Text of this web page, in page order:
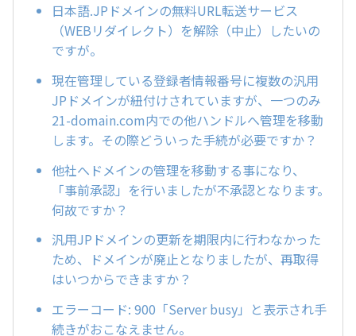
日本語.JPドメインの無料URL転送サービス
（WEBリダイレクト）を解除（中止）したいの
ですが。
現在管理している登録者情報番号に複数の汎用
JPドメインが紐付けされていますが、一つのみ
21-domain.com内での他ハンドルへ管理を移動
します。その際どういった手続が必要ですか？
他社へドメインの管理を移動する事になり、
「事前承認」を行いましたが不承認となります。
何故ですか？
汎用JPドメインの更新を期限内に行わなかった
ため、ドメインが廃止となりましたが、再取得
はいつからできますか？
エラーコード: 900「Server busy」と表示され手
続きがおこなえません。